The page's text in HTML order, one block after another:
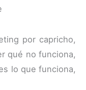
por capricho,
qué no funciona,
lo que funciona,